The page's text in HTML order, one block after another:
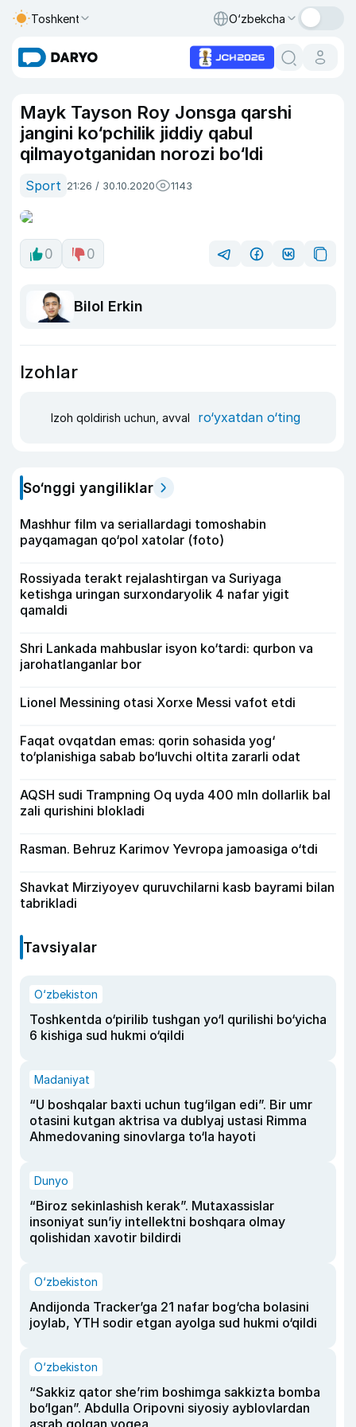
Toshkent O‘zbekcha
Mayk Tayson Roy Jonsga qarshi
jangini ko‘pchilik jiddiy qabul
qilmayotganidan norozi bo‘ldi
Sport 21:26 / 30.10.2020 1143
0 0
Bilol Erkin
Izohlar
Izoh qoldirish uchun, avval ro‘yxatdan o‘ting
So‘nggi yangiliklar
Mashhur film va seriallardagi tomoshabin
payqamagan qo‘pol xatolar (foto)
Rossiyada terakt rejalashtirgan va Suriyaga
ketishga uringan surxondaryolik 4 nafar yigit
qamaldi
Shri Lankada mahbuslar isyon ko‘tardi: qurbon va
jarohatlanganlar bor
Lionel Messining otasi Xorxe Messi vafot etdi
Faqat ovqatdan emas: qorin sohasida yog‘
to‘planishiga sabab bo‘luvchi oltita zararli odat
AQSH sudi Trampning Oq uyda 400 mln dollarlik bal
zali qurishini blokladi
Rasman. Behruz Karimov Yevropa jamoasiga o‘tdi
Shavkat Mirziyoyev quruvchilarni kasb bayrami bilan
tabrikladi
Tavsiyalar
O‘zbekiston
Toshkentda o‘pirilib tushgan yo‘l qurilishi bo‘yicha
6 kishiga sud hukmi o‘qildi
Madaniyat
“U boshqalar baxti uchun tug‘ilgan edi”. Bir umr
otasini kutgan aktrisa va dublyaj ustasi Rimma
Ahmedovaning sinovlarga to‘la hayoti
Dunyo
“Biroz sekinlashish kerak”. Mutaxassislar
insoniyat sun’iy intellektni boshqara olmay
qolishidan xavotir bildirdi
O‘zbekiston
Andijonda Tracker’ga 21 nafar bog‘cha bolasini
joylab, YTH sodir etgan ayolga sud hukmi o‘qildi
O‘zbekiston
“Sakkiz qator she’rim boshimga sakkizta bomba
bo‘lgan”. Abdulla Oripovni siyosiy ayblovlardan
asrab qolgan voqea